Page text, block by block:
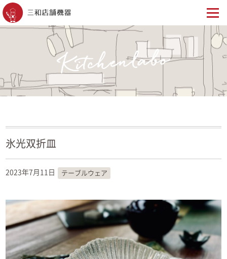
氷光双折皿
2023年7月11日 テーブルウェア